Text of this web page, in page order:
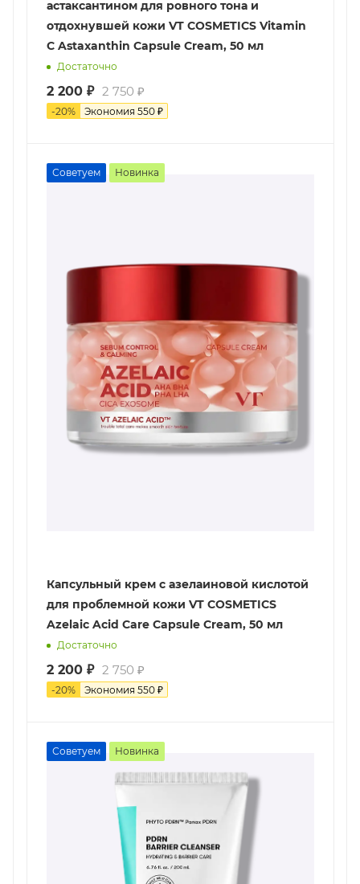
астаксантином для ровного тона и
отдохнувшей кожи VT COSMETICS Vitamin
C Astaxanthin Capsule Cream, 50 мл
Достаточно
2 200 ₽ 2 750 ₽
-20% Экономия 550 ₽
Советуем Новинка
Капсульный крем с азелаиновой кислотой
для проблемной кожи VT COSMETICS
Azelaic Acid Care Capsule Cream, 50 мл
Достаточно
2 200 ₽ 2 750 ₽
-20% Экономия 550 ₽
Советуем Новинка